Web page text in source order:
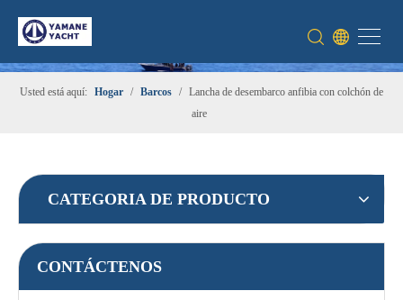
Usted está aquí: Hogar / Barcos / Lancha de desembarco anfibia con colchón de
aire
CATEGORIA DE PRODUCTO
CONTÁCTENOS